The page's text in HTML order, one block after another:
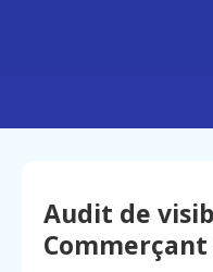
Audit de